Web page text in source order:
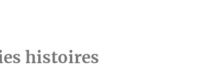
histoires